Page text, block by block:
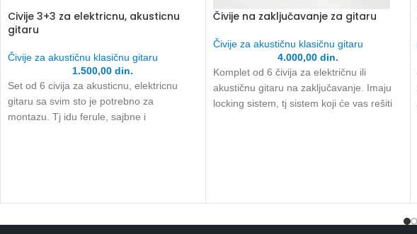
Civije 3+3 za elektricnu, akusticnu
gitaru
Čivije za akustičnu klasičnu gitaru
1.500,00din.
Set od 6 civija za akusticnu, elektricnu
gitaru sa svim sto je potrebno za
montazu. Tj idu ferule, sajbne i
Čivije na zaključavanje za gitaru
Čivije za akustičnu klasičnu gitaru
4.000,00 din.
Komplet od 6 čivija za električnu ili
akustičnu gitaru na zaključavanje. Imaju
locking sistem, tj sistem koji će vas rešiti